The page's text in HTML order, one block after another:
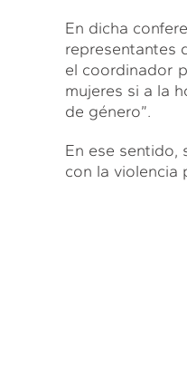
En dicha
representantes
el coordinador
mujeres si a la
de género”.
En ese sentido,
con la violencia